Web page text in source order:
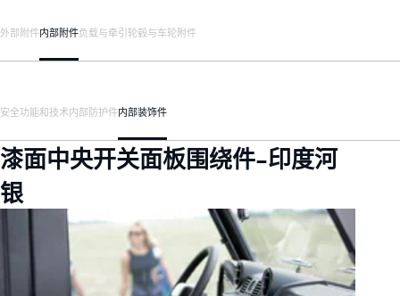
外部附件内部附件负载与牵引轮毂与车轮附件
安全功能和技术内部防护件内部装饰件
漆面中央开关面板围绕件-印度河
银